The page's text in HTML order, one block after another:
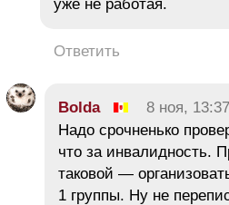
уже не работая.
Ответить
Bolda 8 ноя, 13:37
Надо срочненько
что за инвалидность.
таковой —
1 группы. Ну не